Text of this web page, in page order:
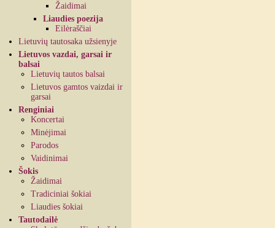
Žaidimai
Liaudies poezija
Eilėraščiai
Lietuvių tautosaka užsienyje
Lietuvos vazdai, garsai ir
balsai
Lietuvių tautos balsai
Lietuvos gamtos vaizdai ir
garsai
Renginiai
Koncertai
Minėjimai
Parodos
Vaidinimai
Šokis
Žaidimai
Tradiciniai šokiai
Liaudies šokiai
Tautodailė